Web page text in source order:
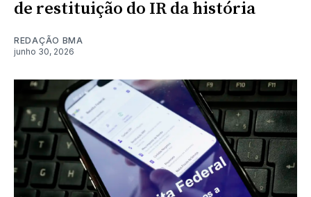
de restituição do IR da história
REDAÇÃO BMA
junho 30, 2026